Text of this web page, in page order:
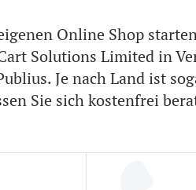
Online Shop
Solutions Limited in
Je nach Land ist
Sie sich kostenfrei